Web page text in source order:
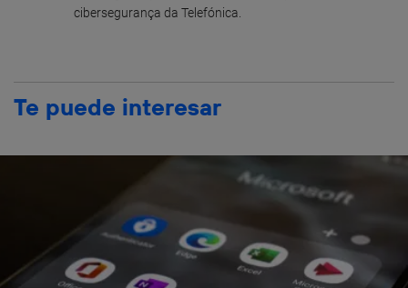
cibersegurança da Telefónica.
Te puede interesar